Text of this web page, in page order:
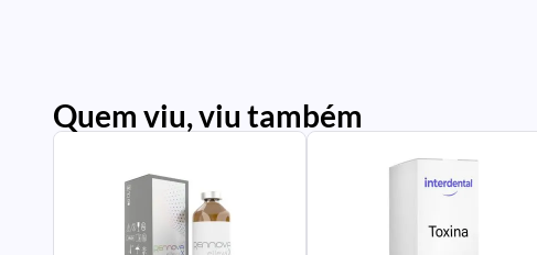
Quem viu, viu também